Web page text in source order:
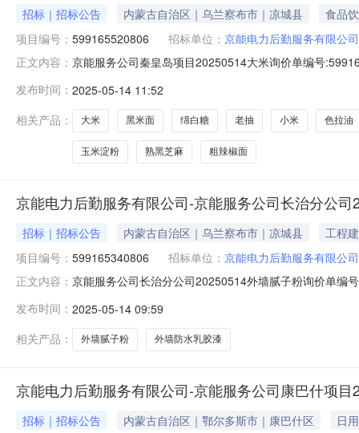
招标｜招标公告 内蒙古自治区｜乌兰察布市｜凉城县
食品
项目编号： 599165520806 招标单位： 京能电力后勤服务有限公司
正文内容： 京能服务公司秦皇岛项目20250514大米询价单编号
米面----50斤9--番茄酱----3桶10--熟白芝麻----2斤11
发布时间： 2025-05-14 11:52
相关产品：
大米 黑米面 绵白糖 老抽 小米 色拉油
玉米淀粉 熟黑芝麻 粗辣椒面
京能电力后勤服务有限公司-京能服务公司长治分公
招标｜招标公告 内蒙古自治区｜乌兰察布市｜凉城县
工程
项目编号： 599165340806 招标单位： 京能电力后勤服务有限公司
正文内容： 京能服务公司长治分公司20250514外墙腻子粉询价单编
省长治市潞州区漳山路1号漳山电厂如果以上打不开，请
发布时间： 2025-05-14 09:59
相关产品：
外墙腻子粉 外墙防水乳胶漆
京能电力后勤服务有限公司-京能服务公司康巴什项目
招标｜招标公告 内蒙古自治区｜鄂尔多斯市｜康巴什区
日